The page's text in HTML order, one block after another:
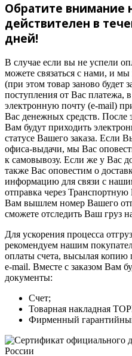
Обратите внимание
действителен в
дней!
В случае если вы не успели
можете связаться с нами, и
(при этом товар заново будет
поступления от Вас
электронную почту (e-mail)
Вас денежных средств. После
Вам будут приходить
статусе Вашего заказа. Если
офиса-выдачи, мы Вас
к самовывозу. Если же у Вас
также Вас оповестим о
информацию для связи с
отправка через
Вам вышлем номер Вашего
сможете отследить Ваш груз
Для ускорения процесса
рекомендуем нашим
оплаты счета, высылая
e-mail. Вместе с заказом Вам
документы:
Счет;
Товарная накладная
Фирменный